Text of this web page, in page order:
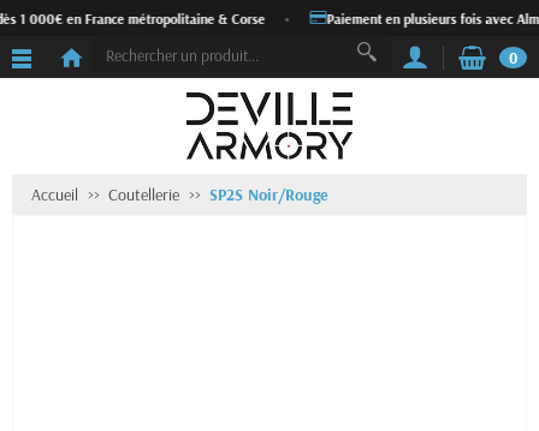
1 000€ en France métropolitaine & Corse Paiement en plusieurs fois avec
0
Accueil Coutellerie SP2S Noir/Rouge